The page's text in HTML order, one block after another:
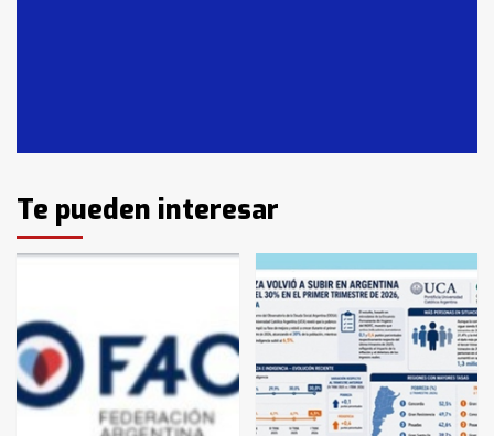
3
Identidad de los adolescentes
pampeanos que fueron
en la mañana del lunes
4
Accidente en Ruta 5: falleció un
joven de Trenque Lauquen
Te pueden interesar